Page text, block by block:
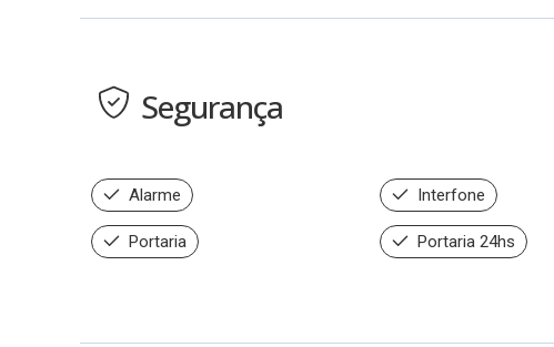
Segurança
Alarme Interfone
Portaria Portaria 24hs